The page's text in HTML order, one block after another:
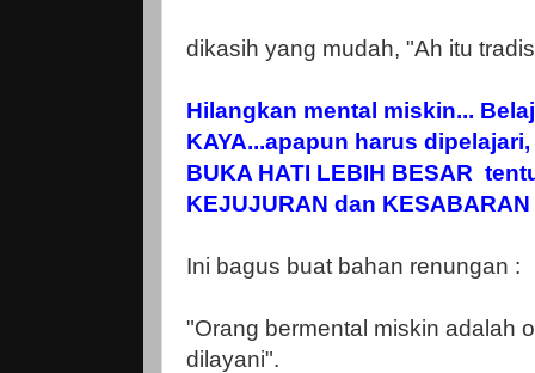
dikasih yang mudah, "Ah itu
Hilangkan mental miskin...
KAYA...apapun harus
BUKA HATI LEBIH BESAR
KEJUJURAN dan KESABARAN
Ini bagus buat bahan renungan :
"Orang bermental miskin adalah
dilayani".